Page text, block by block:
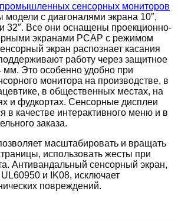
промышленных сенсорных мониторов
модели с диагоналями экрана 10″,
и 32″. Все они оснащены проекционно-
экранами PCAP с режимом
экран распознает касания
работу через защитное
мм. Это особенно удобно при
монитора на производстве, в
в общественных местах, на
и фудкортах. Сенсорные дисплеи
в качестве интерактивного меню и в
заказа.
масштабировать и вращать
использовать жесты при
Антивандальный сенсорный экран,
и IK08, исключает
повреждений.